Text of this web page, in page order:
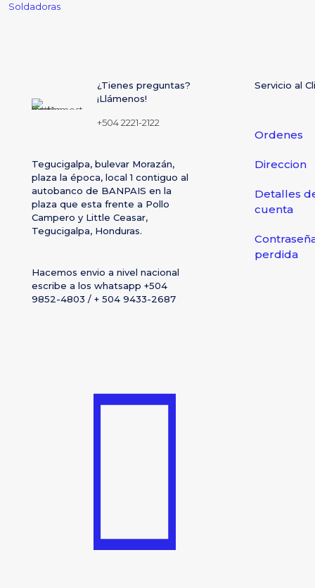
Soldadoras
¿Tienes preguntas?
¡Llámenos!
+504 2221-2122
Tegucigalpa, bulevar Morazán,
plaza la época, local 1 contiguo al
autobanco de BANPAIS en la
plaza que esta frente a Pollo
Campero y Little Ceasar,
Tegucigalpa, Honduras.
Hacemos envio a nivel nacional
escribe a los whatsapp +504
9852-4803 / + 504 9433-2687
Servicio al
Ordenes
Direccion
Detalles
cuenta
perdida